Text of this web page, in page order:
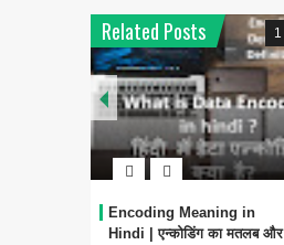
Related Posts 1
Encoding Meaning in
Hindi | एन्कोडिंग का मतलब और